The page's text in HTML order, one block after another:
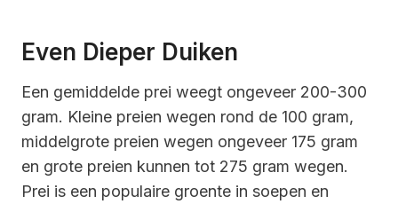
Even Dieper Duiken
Een gemiddelde prei weegt ongeveer 200-300
gram. Kleine preien wegen rond de 100 gram,
middelgrote preien wegen ongeveer 175 gram
en grote preien kunnen tot 275 gram wegen.
Prei is een populaire groente in soepen en